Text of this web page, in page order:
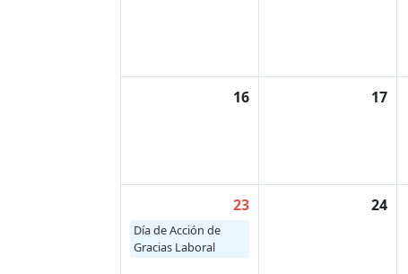
16 17
23
Día de Acción de
Gracias Laboral
24